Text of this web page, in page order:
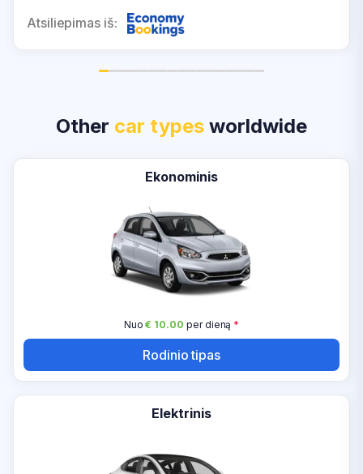
Atsiliepimas iš:
Other car types worldwide
Ekonominis
Nuo€ 10.00 per dieną *
Rodinio tipas
Elektrinis